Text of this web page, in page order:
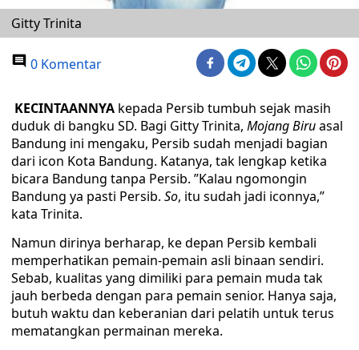
Gitty Trinita
0 Komentar
KECINTAANNYA kepada Persib tumbuh sejak masih
duduk di bangku SD. Bagi Gitty Trinita, Mojang Biruasal
Bandung ini mengaku, Persib sudah menjadi bagian
dari icon Kota Bandung. Katanya, tak lengkap ketika
bicara Bandung tanpa Persib. ”Kalau ngomongin
Bandung ya pasti Persib. So, itu sudah jadi iconnya,”
kata Trinita.
Namun dirinya berharap, ke depan Persib kembali
memperhatikan pemain-pemain asli binaan sendiri.
Sebab, kualitas yang dimiliki para pemain muda tak
jauh berbeda dengan para pemain senior. Hanya saja,
butuh waktu dan keberanian dari pelatih untuk terus
mematangkan permainan mereka.